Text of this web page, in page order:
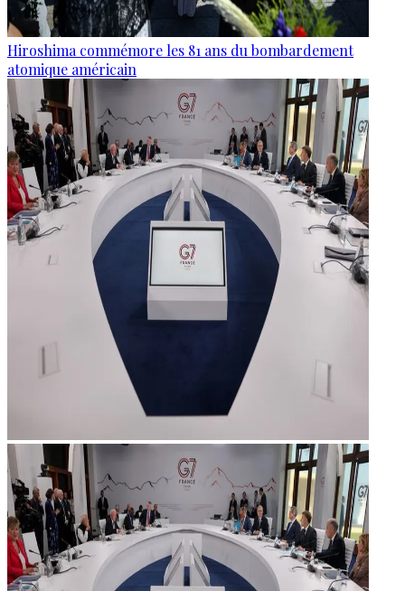
Hiroshima commémore les 81 ans du bombardement
atomique américain